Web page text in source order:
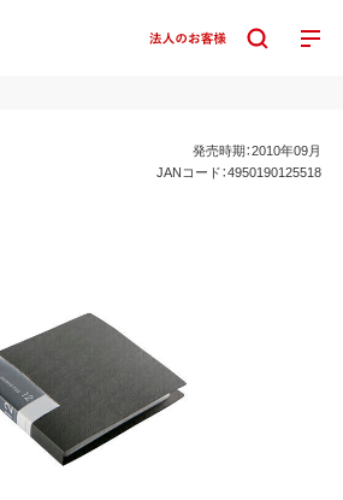
発売時期：2010年09月
JANコード：4950190125518